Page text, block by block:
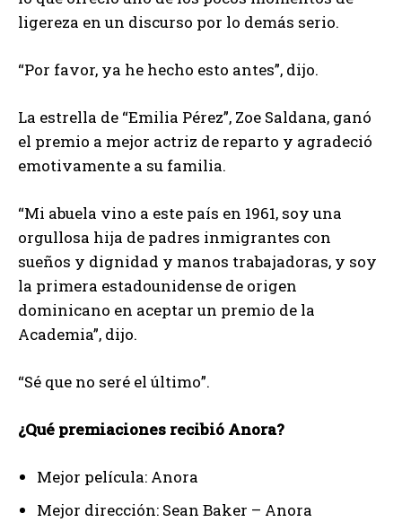
ligereza en un discurso por lo demás serio.
“Por favor, ya he hecho esto antes”, dijo.
La estrella de “Emilia Pérez”, Zoe Saldana, ganó
el premio a mejor actriz de reparto y agradeció
emotivamente a su familia.
“Mi abuela vino a este país en 1961, soy una
orgullosa hija de padres inmigrantes con
sueños y dignidad y manos trabajadoras, y soy
la primera estadounidense de origen
dominicano en aceptar un premio de la
Academia”, dijo.
“Sé que no seré el último”.
¿Qué premiaciones recibió Anora?
Mejor película: Anora
Mejor dirección: Sean Baker – Anora